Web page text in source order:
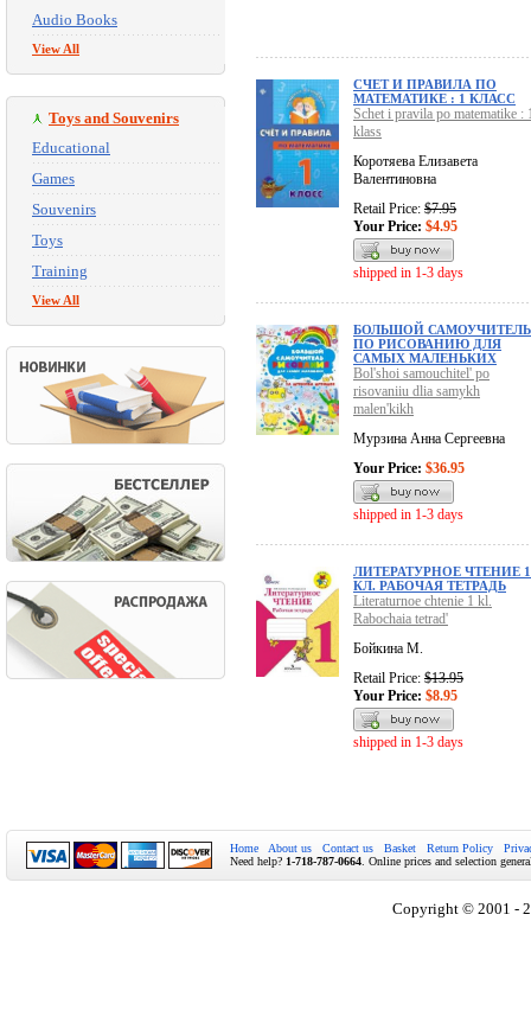
Audio Books
View All
Toys and Souvenirs
Educational
Games
Souvenirs
Toys
Training
View All
СЧЕТ И ПРАВИЛА ПО
МАТЕМАТИКЕ : 1 КЛАСС
Schet i pravila po matematike :
klass
Коротяева Елизавета
Валентиновна
Retail Price: $7.95
Your Price: $4.95
shipped in 1-3 days
БОЛЬШОЙ САМОУЧИТЕЛЬ
ПО РИСОВАНИЮ ДЛЯ
САМЫХ МАЛЕНЬКИХ
Bol'shoi samouchitel' po
risovaniiu dlia samykh
malen'kikh
Мурзина Анна Сергеевна
Your Price: $36.95
shipped in 1-3 days
ЛИТЕРАТУРНОЕ ЧТЕНИЕ 1
КЛ. РАБОЧАЯ ТЕТРАДЬ
Literaturnoe chtenie 1 kl.
Rabochaia tetrad'
Бойкина М.
Retail Price: $13.95
Your Price: $8.95
shipped in 1-3 days
Home About us Contact us Basket Return Policy
Need help? 1-718-787-0664 . Online prices and selection
Copyright © 2001 -